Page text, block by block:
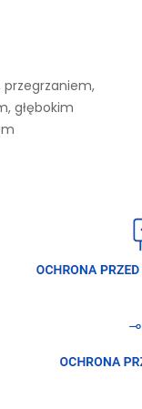
przegrzaniem,
głębokim